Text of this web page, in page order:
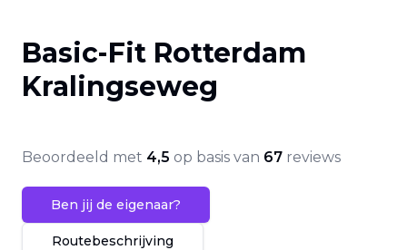
Basic-Fit Rotterdam
Kralingseweg
Beoordeeld met 4,5 op basis van 67 reviews
Ben jij de eigenaar?
Routebeschrijving